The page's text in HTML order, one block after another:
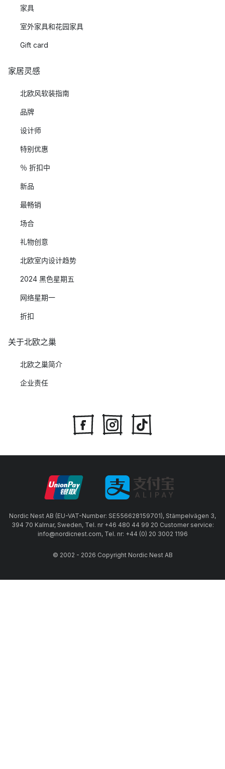
家具
室外家具和花园家具
Gift card
家居灵感
北欧风软装指南
品牌
设计师
特别优惠
％ 折扣中
新品
最畅销
场合
礼物创意
北欧室内设计趋势
2024 黑色星期五
网络星期一
折扣
关于北欧之巢
北欧之巢简介
企业责任
Nordic Nest AB (EU-VAT-Number: SE556628159701), Stämpelvägen 3,
394 70 Kalmar, Sweden, Tel. nr +46 480 44 99 20 Customer service:
info@nordicnest.com, Tel. nr: +44 (0) 20 3002 1196
© 2002 - 2026 Copyright Nordic Nest AB